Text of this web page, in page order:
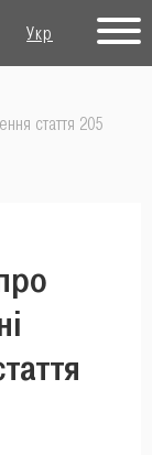
Укр
Рус
стаття 205